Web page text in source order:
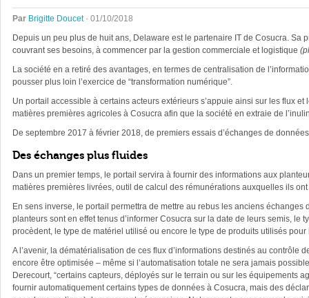
Par Brigitte Doucet· 01/10/2018
Depuis un peu plus de huit ans, Delaware est le partenaire IT de Cosucra.
couvrant ses besoins, à commencer par la gestion commerciale et logistique
La société en a retiré des avantages, en termes de centralisation de
pousser plus loin l’exercice de “transformation numérique”.
Un portail accessible à certains acteurs extérieurs s’appuie ainsi sur les flux
matières premières agricoles à Cosucra afin que la société en extraie de
De septembre 2017 à février 2018, de premiers essais d’échanges de
Des échanges plus fluides
Dans un premier temps, le portail servira à fournir des informations aux
matières premières livrées, outil de calcul des rémunérations auxquelles ils
En sens inverse, le portail permettra de mettre au rebus les anciens échanges
planteurs sont en effet tenus d’informer Cosucra sur la date de leurs semis, le
procèdent, le type de matériel utilisé ou encore le type de produits utilisés
A l’avenir, la dématérialisation de ces flux d’informations destinés au contrôle
encore être optimisée – même si l’automatisation totale ne sera jamais
Derecourt, “certains capteurs, déployés sur le terrain ou sur les équipements
fournir automatiquement certains types de données à Cosucra, mais des